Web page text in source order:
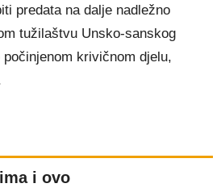
predata na dalje nadležno
tužilaštvu Unsko-sanskog
krivičnom djelu,
i ovo